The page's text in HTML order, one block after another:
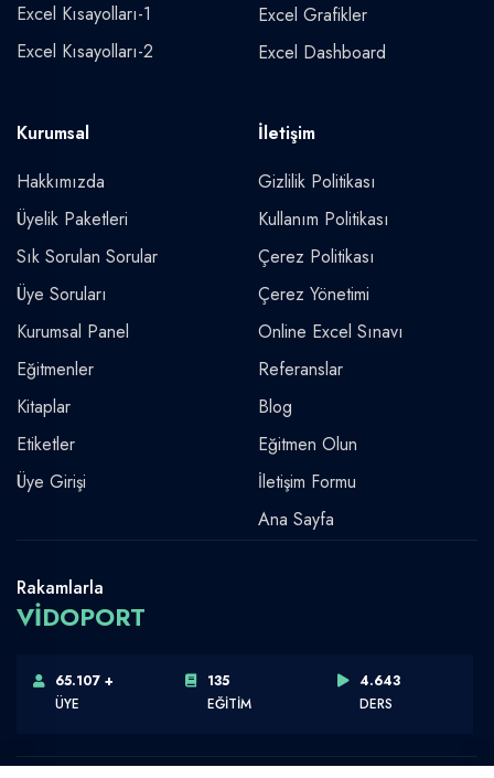
Excel Kısayolları-1
Excel Kısayolları-2
Excel Grafikler
Excel Dashboard
Kurumsal
Hakkımızda
Üyelik Paketleri
Sık Sorulan Sorular
Üye Soruları
Kurumsal Panel
Eğitmenler
Kitaplar
Etiketler
Üye Girişi
İletişim
Gizlilik Politikası
Kullanım Politikası
Çerez Politikası
Çerez Yönetimi
Online Excel Sınavı
Referanslar
Blog
Eğitmen Olun
İletişim Formu
Ana Sayfa
Rakamlarla
VİDOPORT
65.107 +
ÜYE
135
EĞİTİM
4.643
DERS